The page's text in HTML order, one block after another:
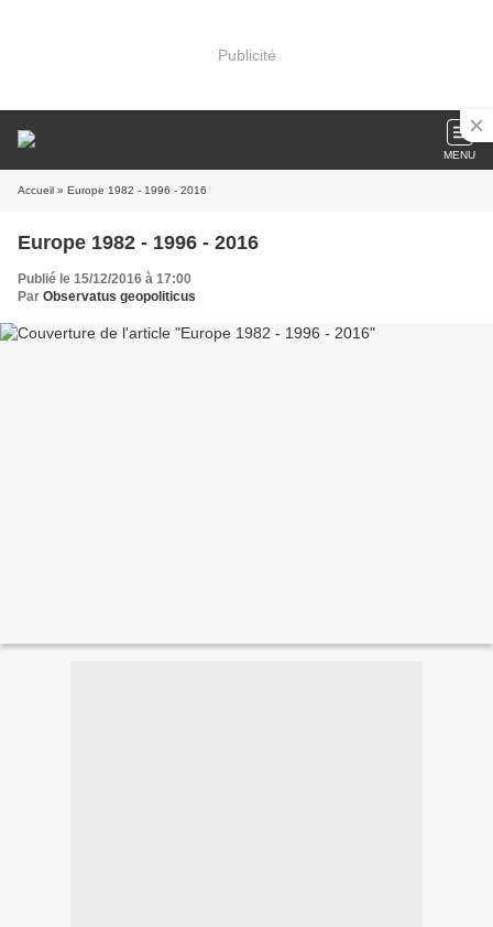
Publicité
MENU
Accueil » Europe 1982 - 1996 - 2016
Europe 1982 - 1996 - 2016
Publié le 15/12/2016 à 17:00
Par Observatus geopoliticus